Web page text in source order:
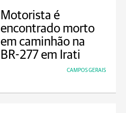
Motorista é
encontrado morto
em caminhão na
BR-277 em Irati
CAMPOS GERAIS